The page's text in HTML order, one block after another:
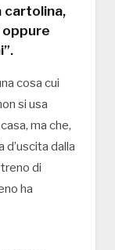
cartolina,
cosa cui
si usa
ma che,
d’uscita dalla
di
ha